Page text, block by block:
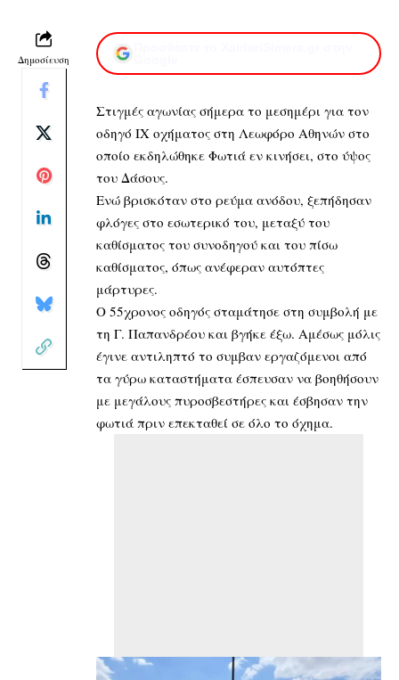
Δημοσίευση
Στιγμές αγωνίας σήμερα το μεσημέρι για τον
οδηγό ΙΧ οχήματος στη Λεωφόρο Αθηνών στο
οποίο εκδηλώθηκε Φωτιά εν κινήσει, στο ύψος
του Δάσους.
Ενώ βρισκόταν στο ρεύμα ανόδου, ξεπήδησαν
φλόγες στο εσωτερικό του, μεταξύ του
καθίσματος του συνοδηγού και του πίσω
καθίσματος, όπως ανέφεραν αυτόπτες
μάρτυρες.
Ο 55χρονος οδηγός σταμάτησε στη συμβολή με
τη Γ. Παπανδρέου και βγήκε έξω. Αμέσως μόλις
έγινε αντιληπτό το συμβαν εργαζόμενοι από
τα γύρω καταστήματα έσπευσαν να βοηθήσουν
με μεγάλους πυροσβεστήρες και έσβησαν την
φωτιά πριν επεκταθεί σε όλο το όχημα.